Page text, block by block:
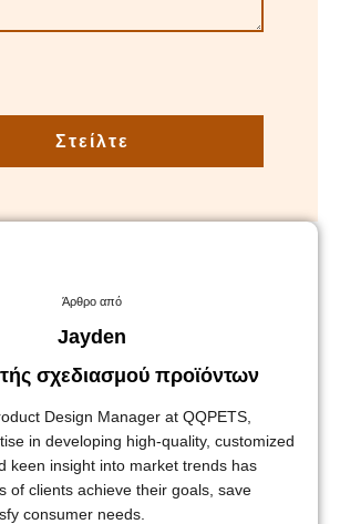
Στείλτε
Άρθρο από
Jayden
σχεδιασμού προϊόντων
Design Manager at QQPETS,
in developing high-quality, customized
keen insight into market trends has
of clients achieve their goals, save
consumer needs.